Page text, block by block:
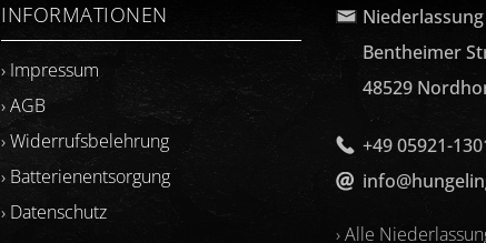
INFORMATIONEN
› Impressum
› AGB
› Widerrufsbelehrung
› Batterienentsorgung
› Datenschutz
Bentheimer
48529
+49 05921-
› Alle